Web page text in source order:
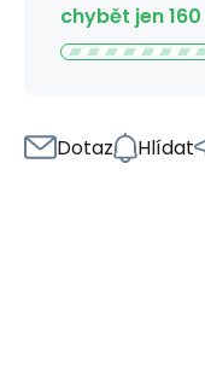
chybět jen160
Dotaz Hlídat